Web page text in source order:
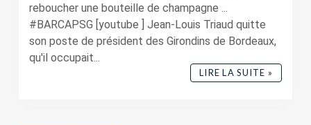
reboucher une bouteille de champagne ...
#BARCAPSG [youtube ] Jean-Louis Triaud quitte
son poste de président des Girondins de Bordeaux,
qu'il occupait...
LIRE LA SUITE »